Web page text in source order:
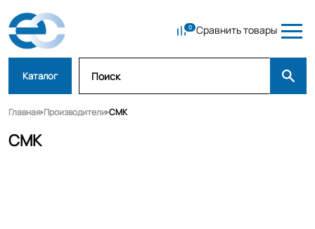
Сравнить товары
Каталог
Главная Производители СМК
СМК